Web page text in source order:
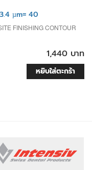
µm= 40
FINISHING CONTOUR
1,440 บาท
หยิบใส่ตะกร้า